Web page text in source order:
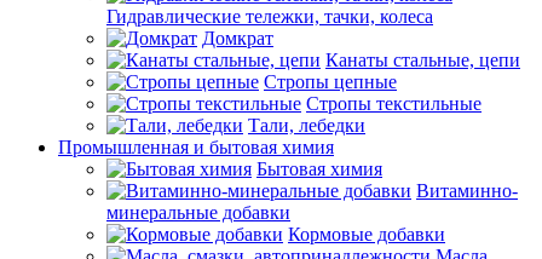
Гидравлические тележки, тачки, колеса
Домкрат
Канаты стальные, цепи
Стропы цепные
Стропы текстильные
Тали, лебедки
Промышленная и бытовая химия
Бытовая химия
Витаминно-
минеральные добавки
Кормовые добавки